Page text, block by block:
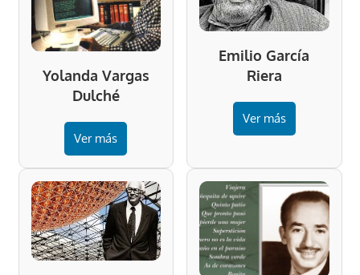
Yolanda Vargas
Dulché
Ver más
Emilio García
Riera
Ver más